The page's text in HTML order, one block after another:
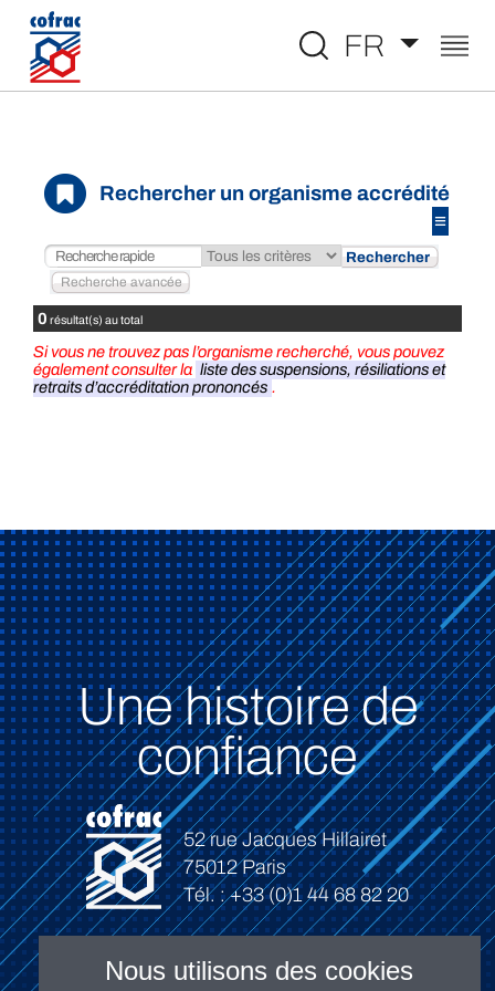
Aller au contenu
FR
Rechercher un organisme accrédité
≡
0 résultat(s) au total
Si vous ne trouvez pas l’organisme recherché, vous pouvez
également consulter la liste des suspensions, résiliations et
retraits d’accréditation prononcés .
Une histoire de
confiance
52 rue Jacques Hillairet
75012 Paris
Tél. : +33 (0)1 44 68 82 20
Nous utilisons des cookies